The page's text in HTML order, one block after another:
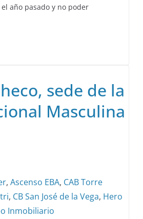
año pasado y no poder
sede de la
Masculina
,Ascenso EBA, CAB Torre
, CB San José de la Vega, Hero
Inmobiliario